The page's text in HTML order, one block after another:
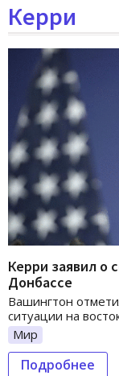
Керри
Керри заявил о
Донбассе
Вашингтон
ситуации на
Мир
Подробнее